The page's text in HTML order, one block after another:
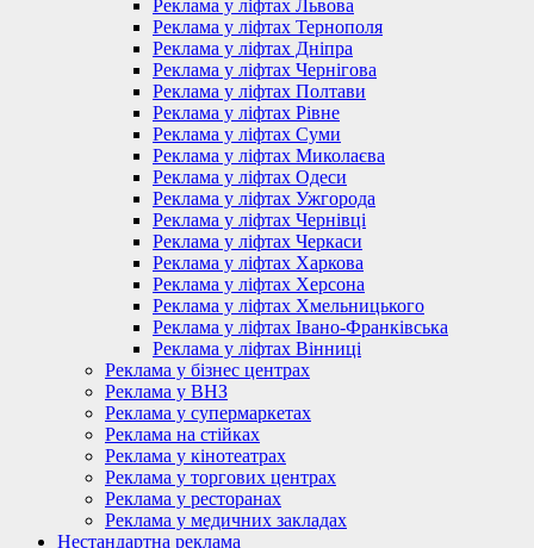
Реклама у ліфтах Львова
Реклама у ліфтах Тернополя
Реклама у ліфтах Дніпра
Реклама у ліфтах Чернігова
Реклама у ліфтах Полтави
Реклама у ліфтах Рівне
Реклама у ліфтах Суми
Реклама у ліфтах Миколаєва
Реклама у ліфтах Одеси
Реклама у ліфтах Ужгорода
Реклама у ліфтах Чернівці
Реклама у ліфтах Черкаси
Реклама у ліфтах Харкова
Реклама у ліфтах Херсона
Реклама у ліфтах Хмельницького
Реклама у ліфтах Івано-Франківська
Реклама у ліфтах Вінниці
Реклама у бізнес центрах
Реклама у ВНЗ
Реклама у супермаркетах
Реклама на стійках
Реклама у кінотеатрах
Реклама у торгових центрах
Реклама у ресторанах
Реклама у медичних закладах
Нестандартна реклама